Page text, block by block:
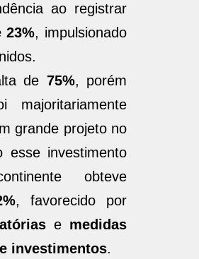
ao registrar
23%, impulsionado
de 75%, porém
grande projeto no
esse investimento
obteve
, favorecido por
e medidas
investimentos.